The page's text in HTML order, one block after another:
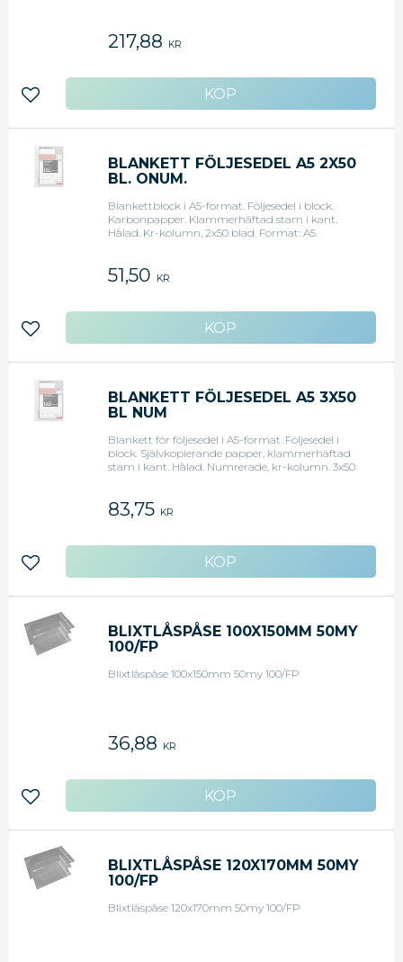
217,88 KR
Lägg till i favoriter
BLANKETT FÖLJESEDEL A5 2X50
BL. ONUM.
Blankettblock i A5-format. Följesedel i block.
Karbonpapper. Klammerhäftad stam i kant.
Hålad. Kr-kolumn, 2x50 blad. Format: A5.
51,50 KR
Lägg till i favoriter
BLANKETT FÖLJESEDEL A5 3X50
BL NUM
Blankett för följesedel i A5-format. Följesedel i
block. Självkopierande papper, klammerhäftad
stam i kant. Hålad. Numrerade, kr-kolumn. 3x50
83,75 KR
Lägg till i favoriter
BLIXTLÅSPÅSE 100X150MM 50MY
100/FP
Blixtlåspåse 100x150mm 50my 100/FP
36,88 KR
Lägg till i favoriter
BLIXTLÅSPÅSE 120X170MM 50MY
100/FP
Blixtlåspåse 120x170mm 50my 100/FP